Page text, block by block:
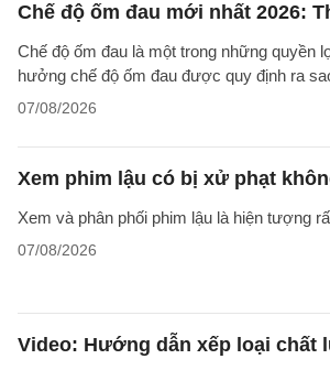
Chế độ ốm đau mới nhất 2026:
Chế độ ốm đau là một trong những quyền
hưởng chế độ ốm đau được quy định ra
07/08/2026
Xem phim lậu có bị xử phạt
Xem và phân phối phim lậu là hiện tượng
07/08/2026
Video: Hướng dẫn xếp loại chất